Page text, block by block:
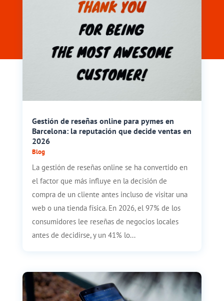
Gestión de reseñas online para pymes en
Barcelona: la reputación que decide ventas en
2026
Blog
La gestión de reseñas online se ha convertido en
el factor que más influye en la decisión de
compra de un cliente antes incluso de visitar una
web o una tienda física. En 2026, el 97% de los
consumidores lee reseñas de negocios locales
antes de decidirse, y un 41% lo...